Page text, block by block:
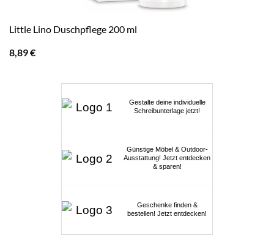
Little Lino Duschpflege 200 ml
8,89€
Gestalte deine individuelle
Schreibunterlage jetzt!
Günstige Möbel & Outdoor-
Ausstattung! Jetzt entdecken
& sparen!
Geschenke finden &
bestellen! Jetzt entdecken!